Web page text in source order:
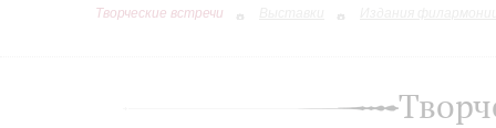
Творческие встречи